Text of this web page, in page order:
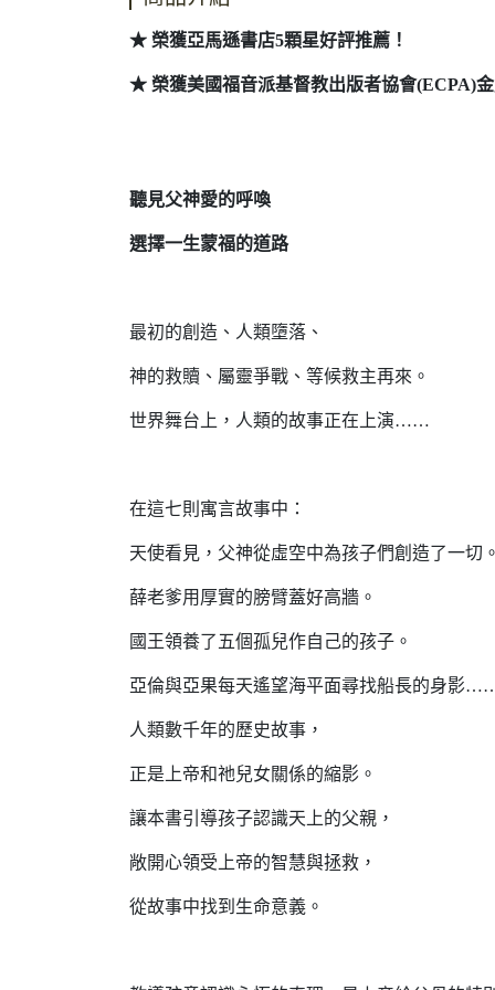
★ 榮獲亞馬遜書店5顆星好評推薦！
★ 榮獲美國福音派基督教出版者協會(ECPA)
聽見父神愛的呼喚
選擇一生蒙福的道路
最初的創造、人類墮落、
神的救贖、屬靈爭戰、等候救主再來。
世界舞台上，人類的故事正在上演……
在這七則寓言故事中：
天使看見，父神從虛空中為孩子們創造了一切
薛老爹用厚實的膀臂蓋好高牆。
國王領養了五個孤兒作自己的孩子。
亞倫與亞果每天遙望海平面尋找船長的身影
人類數千年的歷史故事，
正是上帝和祂兒女關係的縮影。
讓本書引導孩子認識天上的父親，
敞開心領受上帝的智慧與拯救，
從故事中找到生命意義。